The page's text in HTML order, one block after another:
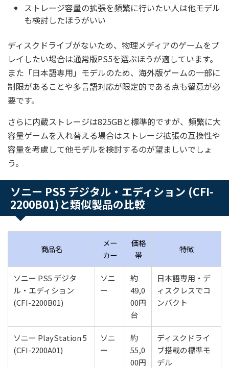
ストレージ容量の拡張を頻繁に行いたい人は他モデル
も検討したほうがいい
ディスクドライブがないため、物理メディアのゲームをプ
レイしたい場合は通常版PS5を選ぶほうが適しています。
また「日本語専用」モデルのため、海外版ゲームの一部に
制限があることや多言語対応が限定的である点も留意が必
要です。
さらに内蔵ストレージは825GBと標準的ですが、頻繁に大
容量ゲームを入れ替える場合はストレージ拡張の互換性や
容量を考慮して他モデルを検討するのが望ましいでしょ
う。
ソニー PS5 デジタル・エディション (CFI-
2200B01)と類似製品の比較
商品名
メー
カー
価格
帯
特徴
ソニー PS5 デジタ
ル・エディション
(CFI-2200B01)
ソニ
ー
約
49,0
00円
台
日本語専用・デ
ィスクレスでコ
ンパクト
ソニー PlayStation 5
(CFI-2200A01)
ソニ
ー
約
55,0
00円
ディスクドライ
ブ搭載の標準モ
デル